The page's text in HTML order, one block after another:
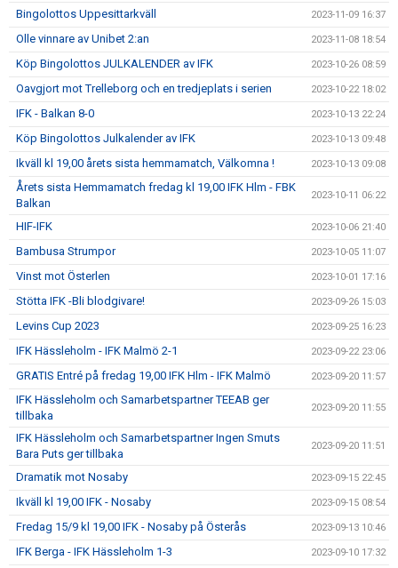
Bingolottos Uppesittarkväll 2023-11-09 16:37
Olle vinnare av Unibet 2:an 2023-11-08 18:54
Köp Bingolottos JULKALENDER av IFK 2023-10-26 08:59
Oavgjort mot Trelleborg och en tredjeplats i serien 2023-10-22 18:02
IFK - Balkan 8-0 2023-10-13 22:24
Köp Bingolottos Julkalender av IFK 2023-10-13 09:48
Ikväll kl 19,00 årets sista hemmamatch, Välkomna ! 2023-10-13 09:08
Årets sista Hemmamatch fredag kl 19,00 IFK Hlm - FBK
Balkan
2023-10-11 06:22
HIF-IFK 2023-10-06 21:40
Bambusa Strumpor 2023-10-05 11:07
Vinst mot Österlen 2023-10-01 17:16
Stötta IFK -Bli blodgivare! 2023-09-26 15:03
Levins Cup 2023 2023-09-25 16:23
IFK Hässleholm - IFK Malmö 2-1 2023-09-22 23:06
GRATIS Entré på fredag 19,00 IFK Hlm - IFK Malmö 2023-09-20 11:57
IFK Hässleholm och Samarbetspartner TEEAB ger
tillbaka
2023-09-20 11:55
IFK Hässleholm och Samarbetspartner Ingen Smuts
Bara Puts ger tillbaka
2023-09-20 11:51
Dramatik mot Nosaby 2023-09-15 22:45
Ikväll kl 19,00 IFK - Nosaby 2023-09-15 08:54
Fredag 15/9 kl 19,00 IFK - Nosaby på Österås 2023-09-13 10:46
IFK Berga - IFK Hässleholm 1-3 2023-09-10 17:32